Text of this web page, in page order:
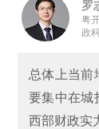
罗
粤
政
总体上当前
要集中在城
西部财政实